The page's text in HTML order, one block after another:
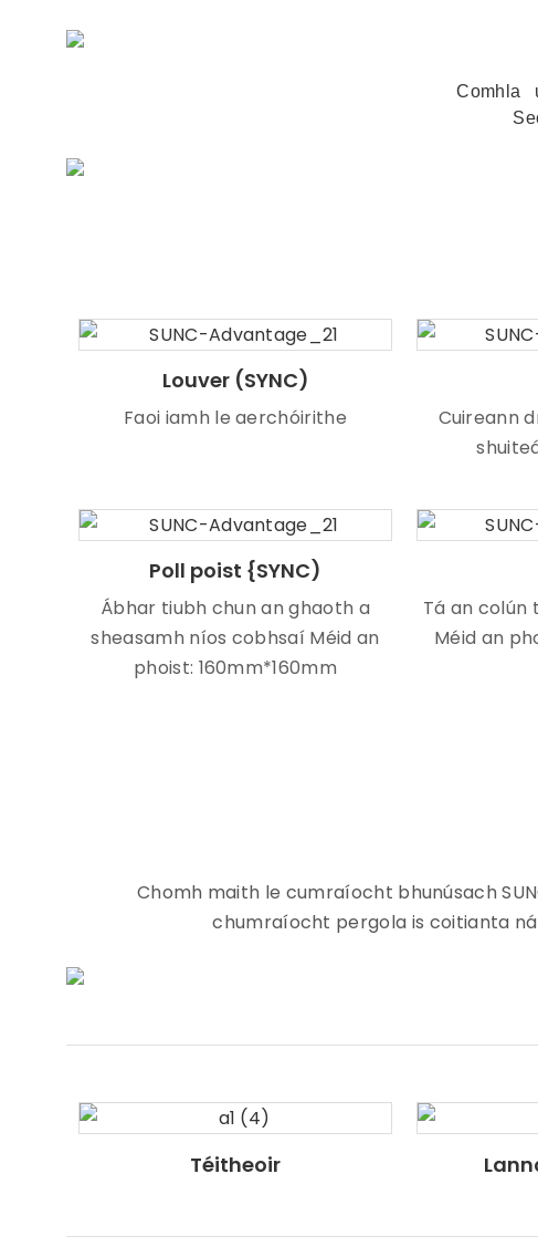
Comhla
Louver (SYNC)
Faoi iamh le aerchóirithe
Cuireann
Poll poist {SYNC)
Ábhar tiubh chun an ghaoth a
sheasamh níos cobhsaí Méid an
phoist: 160mm*160mm
Tá an colún
Méid an
Chomh maith le cumraíocht bhunúsach
chumraíocht pergola is coitianta
Téitheoir